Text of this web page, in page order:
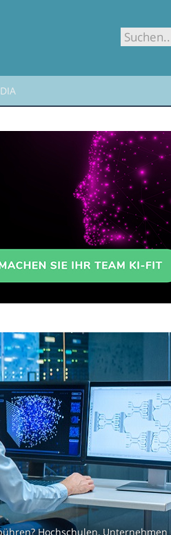
Hochschulen, Unternehmen